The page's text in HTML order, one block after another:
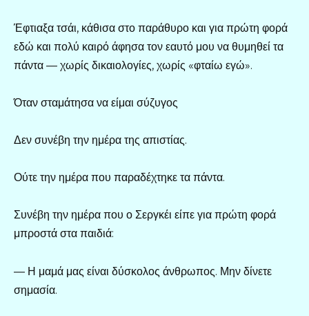
Έφτιαξα τσάι, κάθισα στο παράθυρο και για πρώτη φορά
εδώ και πολύ καιρό άφησα τον εαυτό μου να θυμηθεί τα
πάντα — χωρίς δικαιολογίες, χωρίς «φταίω εγώ».
Όταν σταμάτησα να είμαι σύζυγος
Δεν συνέβη την ημέρα της απιστίας.
Ούτε την ημέρα που παραδέχτηκε τα πάντα.
Συνέβη την ημέρα που ο Σεργκέι είπε για πρώτη φορά
μπροστά στα παιδιά:
— Η μαμά μας είναι δύσκολος άνθρωπος. Μην δίνετε
σημασία.